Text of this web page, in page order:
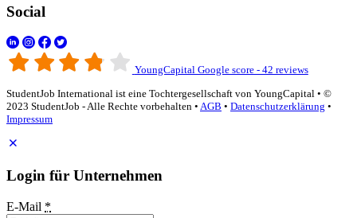
Social
YoungCapital Google score - 42 reviews
StudentJob International ist eine Tochtergesellschaft von YoungCapital • ©
2023 StudentJob - Alle Rechte vorbehalten • AGB • Datenschutzerklärung •
Impressum
Login für Unternehmen
E-Mail *